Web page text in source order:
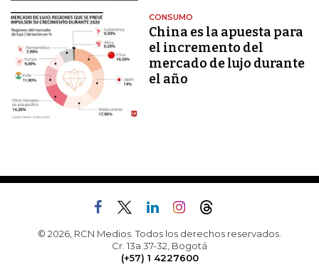
CONSUMO
China es la apuesta para
el incremento del
mercado de lujo durante
el año
© 2026, RCN Medios. Todos los derechos reservados.
Cr. 13a 37-32, Bogotá
(+57) 1 4227600